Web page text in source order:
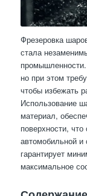
Фрезеровка
стала
но при этом
чтобы избежать
Использование
материал,
поверхности,
автомобильной и
гарантирует
максимальное